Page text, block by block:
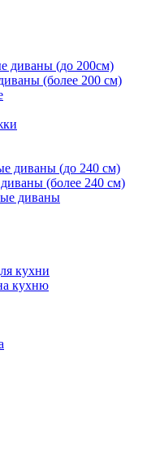
диваны (до 200см)
(более 200 см)
диваны (до 240 см)
(более 240 см)
диваны
кухни
кухню